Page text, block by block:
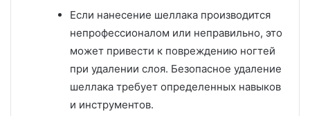
Если нанесение шеллака производится
непрофессионалом или неправильно, это
может привести к повреждению ногтей
при удалении слоя. Безопасное удаление
шеллака требует определенных навыков
и инструментов.